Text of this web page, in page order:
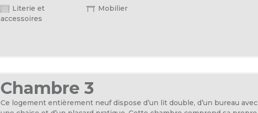
Literie et
accessoires
Mobilier
Chambre 3
Ce logement entièrement neuf dispose d’un lit double, d’un bureau avec